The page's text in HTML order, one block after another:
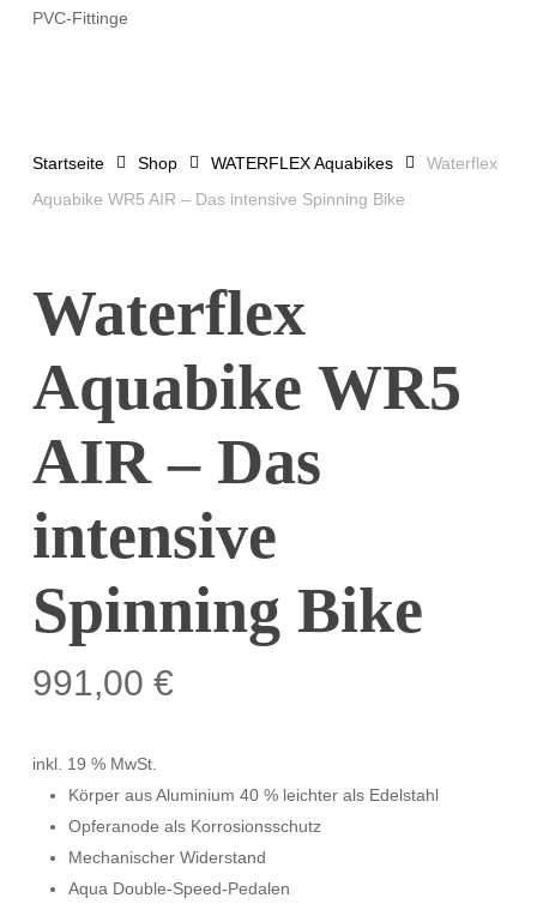
PVC-Fittinge
Startseite Shop WATERFLEX Aquabikes
Waterflex
Aquabike WR5 AIR – Das intensive Spinning Bike
Waterflex
Aquabike WR5
AIR – Das
intensive
Spinning Bike
991,00 €
inkl. 19 % MwSt.
Körper aus Aluminium 40 % leichter als Edelstahl
Opferanode als Korrosionsschutz
Mechanischer Widerstand
Aqua Double-Speed-Pedalen